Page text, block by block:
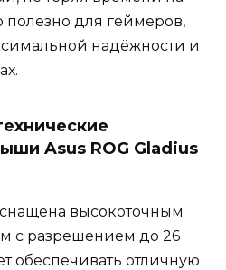
полезно для геймеров,
надёжности и
Asus ROG Gladius
высокоточным
с разрешением до 26
обеспечивать отличную